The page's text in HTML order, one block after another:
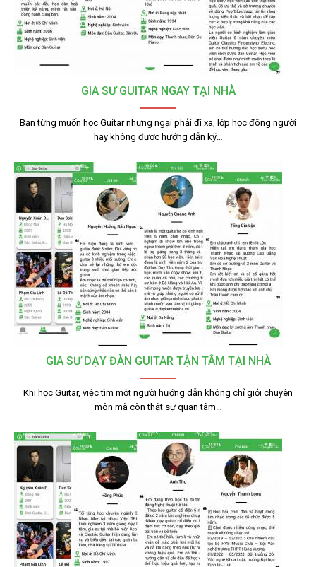
GIA SƯ GUITAR NGAY TẠI NHÀ
Bạn từng muốn học Guitar nhưng ngại phải đi xa, lớp học đông người
hay không được hướng dẫn kỹ…
GIA SƯ DẠY ĐÀN GUITAR TẬN TÂM TẠI NHÀ
Khi học Guitar, việc tìm một người hướng dẫn không chỉ giỏi chuyên
môn mà còn thật sự quan tâm…